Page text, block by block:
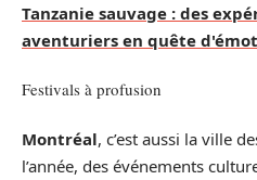
Tanzanie sauvage : des
aventuriers en quête
Festivals à profusion
Montréal, c’est aussi la ville
l’année, des événements